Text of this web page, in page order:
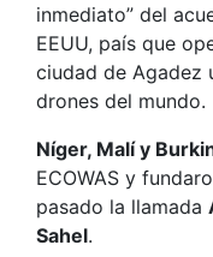
inmediato” del
EEUU, país que
ciudad de Agadez
drones del mundo.
Níger, Malí y
ECOWAS y
pasado la llamada
Sahel.